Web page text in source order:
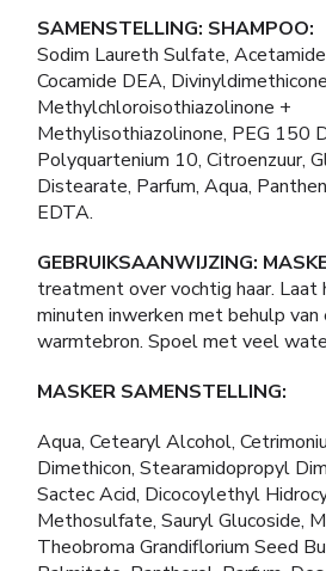
SAMENSTELLING: SHAMPOO:
Sodim Laureth Sulfate,
Cocamide DEA,
Methylchloroisothiazolinone +
Methylisothiazolinone, PEG 150
Polyquartenium 10, Citroenzuur,
Distearate, Parfum, Aqua,
EDTA.
GEBRUIKSAANWIJZING:
treatment over vochtig haar.
minuten inwerken met behulp van
warmtebron. Spoel met veel
MASKER SAMENSTELLING:
Aqua, Cetearyl Alcohol,
Dimethicon, Stearamidopropyl
Sactec Acid, Dicocoylethyl
Methosulfate, Sauryl Glucoside,
Theobroma Grandiflorium Seed